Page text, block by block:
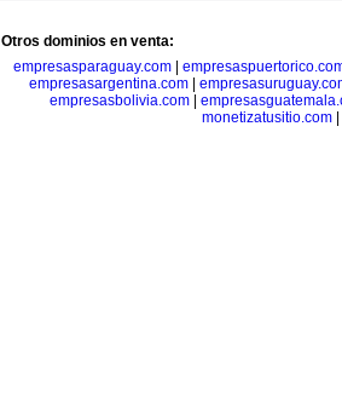
Otros dominios en venta:
empresasparaguay.com|
empresasargentina.com|
empresasbolivia.com
monetizatusitio.com